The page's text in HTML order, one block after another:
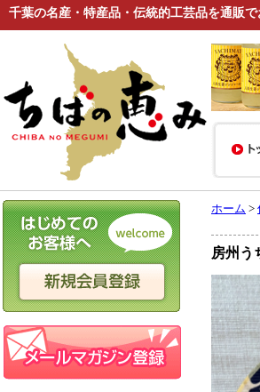
千葉の名産・特産品・伝統的工芸品を通販で
ホーム >
房州う